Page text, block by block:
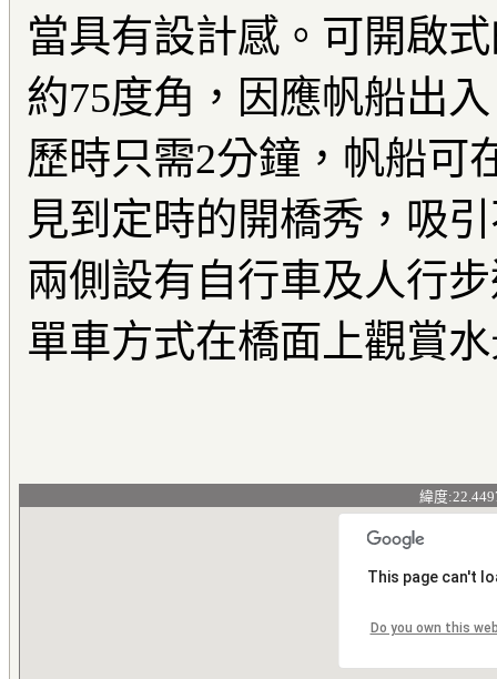
當具有設計感。可開啟
約75度角，因應帆船出
歷時只需2分鐘，帆船可
見到定時的開橋秀，吸
兩側設有自行車及人行
單車方式在橋面上觀賞
緯度
This page can't
Do you own this